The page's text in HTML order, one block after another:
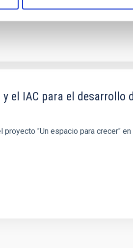
el IAC para el desarrollo
"Un espacio para crecer"